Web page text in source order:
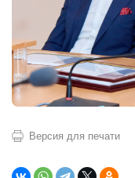
Версия для печати